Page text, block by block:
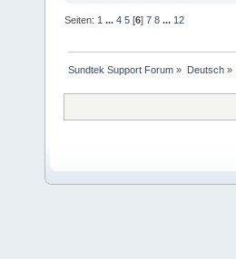
Seiten: 1 ...4 5 [6]7 8 ... 12
Sundtek Support Forum » Deutsch»